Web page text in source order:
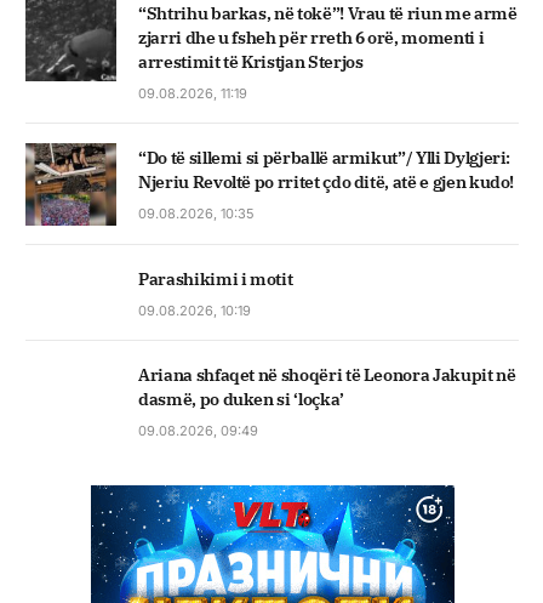
“Shtrihu barkas, në tokë”! Vrau të riun me armë
zjarri dhe u fsheh për rreth 6 orë, momenti i
arrestimit të Kristjan Sterjos
09.08.2026, 11:19
“Do të sillemi si përballë armikut”/ Ylli Dylgjeri:
Njeriu Revoltë po rritet çdo ditë, atë e gjen kudo!
09.08.2026, 10:35
Parashikimi i motit
09.08.2026, 10:19
Ariana shfaqet në shoqëri të Leonora Jakupit në
dasmë, po duken si ‘loçka’
09.08.2026, 09:49